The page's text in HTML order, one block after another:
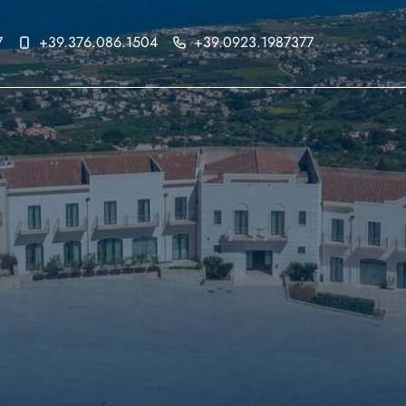
+39.376.086.1504 +39.0923.1987377